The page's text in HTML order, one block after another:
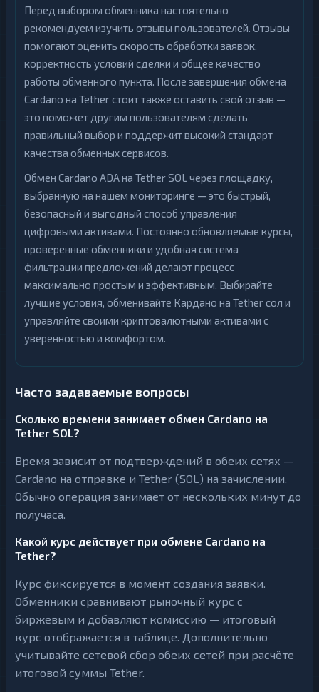
Перед выбором обменника настоятельно
рекомендуем изучить отзывы пользователей. Отзывы
помогают оценить скорость обработки заявок,
корректность условий сделки и общее качество
работы обменного пункта. После завершения обмена
Cardano на Tether стоит также оставить свой отзыв —
это поможет другим пользователям сделать
правильный выбор и поддержит высокий стандарт
качества обменных сервисов.
Обмен Cardano ADA на Tether SOL через площадку,
выбранную на нашем мониторинге — это быстрый,
безопасный и выгодный способ управления
цифровыми активами. Постоянно обновляемые курсы,
проверенные обменники и удобная система
фильтрации предложений делают процесс
максимально простым и эффективным. Выбирайте
лучшие условия, обменивайте Кардано на Tether сол и
управляйте своими криптовалютными активами с
уверенностью и комфортом.
Часто задаваемые вопросы
Сколько времени занимает обмен Cardano на
Tether SOL?
Время зависит от подтверждений в обеих сетях —
Cardano на отправке и Tether (SOL) на зачислении.
Обычно операция занимает от нескольких минут до
получаса.
Какой курс действует при обмене Cardano на
Tether?
Курс фиксируется в момент создания заявки.
Обменники сравнивают рыночный курс с
биржевым и добавляют комиссию — итоговый
курс отображается в таблице. Дополнительно
учитывайте сетевой сбор обеих сетей при расчёте
итоговой суммы Tether.